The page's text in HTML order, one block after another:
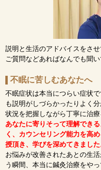
説明と生活のアドバイスをさせ
ご質問などあればなんでも聞い
不眠に苦しむあなたへ
不眠症状は本当につらい症状
も説明がしづらかったりよく
状況を把握しながら丁寧に治療
あなたに寄りそって理解でき
く、カウンセリング能力を高
授頂き、学びを深めてきました
お悩みが改善されたあとの生
う瞬間、本当に鍼灸治療をや